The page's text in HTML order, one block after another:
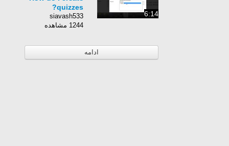
6:14
quizzes?
siavash533
1244 مشاهده
ادامه